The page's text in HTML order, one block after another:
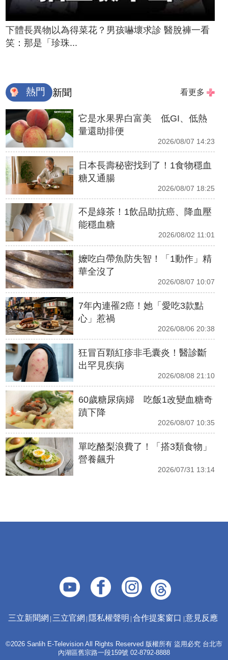
下體長異物以為得菜花？男孩嚇壞求診 醫脫褲一看
笑：那是「珍珠...
熱門 新聞 看更多
它是水果界白富美 低GI、低熱
量還助排便
2026/08/07 14:23
日本長壽秘密找到了！1食物穩血
糖又通腸
2026/08/07 18:25
不是綠茶！1飲品助抗癌、降血壓
能穩血糖
2026/08/02 11:01
嬤吃白帶魚防失智！「1動作」精
華全沒了
2026/08/07 10:07
7年內連罹2癌！她「愛吃3款點
心」惹禍
2026/08/06 20:38
狂冒百顆紅疹非毛囊炎！醫診斷
出罕見疾病
2026/08/08 21:10
60歲糖尿病婦 吃飯1改變血糖奇
蹟下降
2026/08/07 10:35
單吃酪梨浪費了！「搭3類食物」
營養飆升
2026/07/31 13:14
三立新聞網 三立官網 隱私權聲明 合作提案窗口 意見反應
©2026 Sanlih E-Television All Rights Reserved 版權所有 盜用必究 台北市
內湖區舊宗路一段159號 02-8792-8888